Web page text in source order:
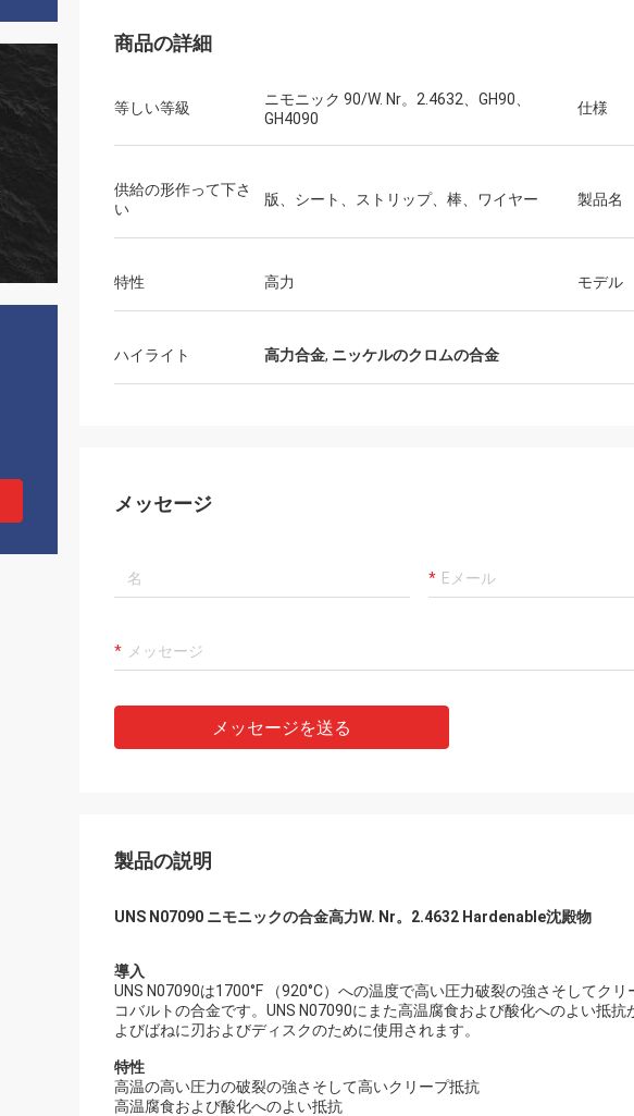
ダニエルのweree
3年間ビジネス関係、ニッケルのコバルト
の合金のためのすばらしいパートナーはあ
商品の詳細
等しい等級
ニモニック 90/W. Nr。2.4632、GH90、
GH4090
仕様
供給の形作って下さ
い
版、シート、ストリップ、棒、ワイヤー 製品名
特性 高力 モデル
ハイライト 高力合金, ニッケルのクロムの合金
メッセージ
メッセージを送る
製品の説明
UNS N07090 ニモニックの合金高力W. Nr。2.4632 Hardenable沈殿物
導入
UNS N07090は1700°F （920°C）への温度で高い圧力破裂の強さそしてク
コバルトの合金です。UNS N07090にまた高温腐食および酸化へのよい抵
よびばねに刃およびディスクのために使用されます。
特性
高温の高い圧力の破裂の強さそして高いクリープ抵抗
高温腐食および酸化へのよい抵抗